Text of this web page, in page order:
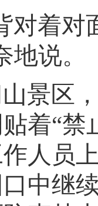
对着对
地说。
景区
着“
人员
中继